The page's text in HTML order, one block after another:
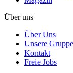
Über uns
Über Uns
Unsere Gruppe
Kontakt
Freie Jobs